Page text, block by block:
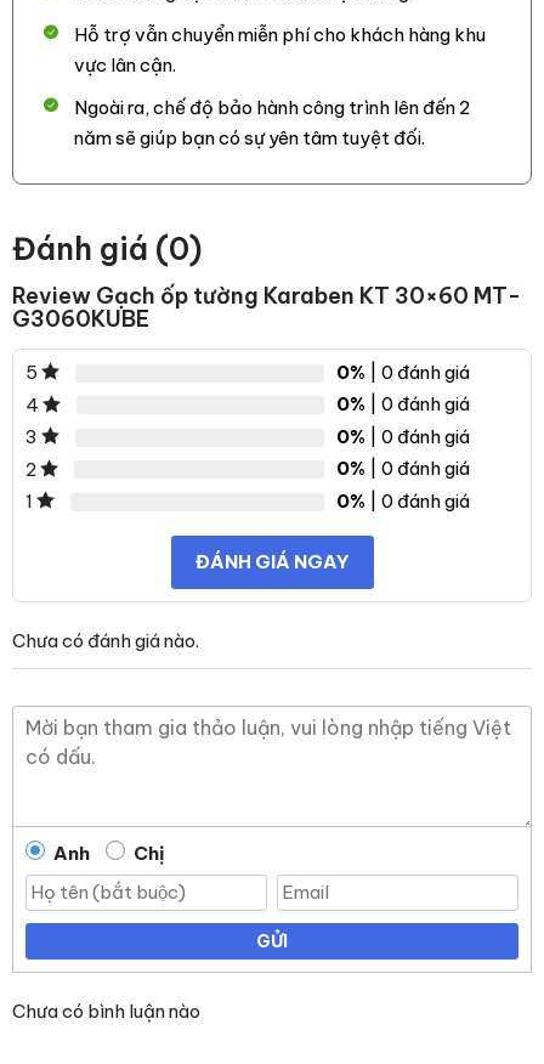
Hỗ trợ vẫn chuyển miễn phí cho khách hàng khu
vực lân cận.
Ngoài ra, chế độ bảo hành công trình lên đến 2
năm sẽ giúp bạn có sự yên tâm tuyệt đối.
Đánh giá (0)
Review Gạch ốp tường Karaben KT 30×60 MT-
G3060KUBE
5 0% | 0 đánh giá
4
0% | 0 đánh giá
3
0% | 0 đánh giá
2
0% | 0 đánh giá
1
0% | 0 đánh giá
ĐÁNH GIÁ NGAY
Chưa có đánh giá nào.
Anh Chị
GỬI
Chưa có bình luận nào